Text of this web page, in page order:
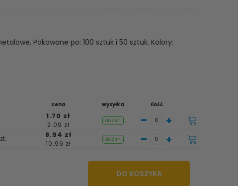
Pakowane po: 100 sztuk i 50 sztuk. Kolory:
cena wysyłka Ilość
1.70 zł
2.09 zł do 24h - +
8.94 zł
10.99 zł do 24h - +
DO KOSZYKA